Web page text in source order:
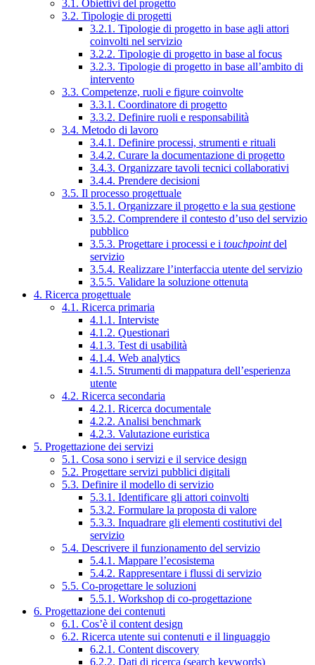
3.1. Obiettivi del progetto
3.2. Tipologie di progetti
3.2.1. Tipologie di progetto in base agli attori
coinvolti nel servizio
3.2.2. Tipologie di progetto in base al focus
3.2.3. Tipologie di progetto in base all’ambito di
intervento
3.3. Competenze, ruoli e figure coinvolte
3.3.1. Coordinatore di progetto
3.3.2. Definire ruoli e responsabilità
3.4. Metodo di lavoro
3.4.1. Definire processi, strumenti e rituali
3.4.2. Curare la documentazione di progetto
3.4.3. Organizzare tavoli tecnici collaborativi
3.4.4. Prendere decisioni
3.5. Il processo progettuale
3.5.1. Organizzare il progetto e la sua gestione
3.5.2. Comprendere il contesto d’uso del servizio
pubblico
3.5.3. Progettare i processi e i touchpointdel
servizio
3.5.4. Realizzare l’interfaccia utente del servizio
3.5.5. Validare la soluzione ottenuta
4. Ricerca progettuale
4.1. Ricerca primaria
4.1.1. Interviste
4.1.2. Questionari
4.1.3. Test di usabilità
4.1.4. Web analytics
4.1.5. Strumenti di mappatura dell’esperienza
utente
4.2. Ricerca secondaria
4.2.1. Ricerca documentale
4.2.2. Analisi benchmark
4.2.3. Valutazione euristica
5. Progettazione dei servizi
5.1. Cosa sono i servizi e il service design
5.2. Progettare servizi pubblici digitali
5.3. Definire il modello di servizio
5.3.1. Identificare gli attori coinvolti
5.3.2. Formulare la proposta di valore
5.3.3. Inquadrare gli elementi costitutivi del
servizio
5.4. Descrivere il funzionamento del servizio
5.4.1. Mappare l’ecosistema
5.4.2. Rappresentare i flussi di servizio
5.5. Co-progettare le soluzioni
5.5.1. Workshop di co-progettazione
6. Progettazione dei contenuti
6.1. Cos’è il content design
6.2. Ricerca utente sui contenuti e il linguaggio
6.2.1. Content discovery
6.2.2. Dati di ricerca (search keywords)